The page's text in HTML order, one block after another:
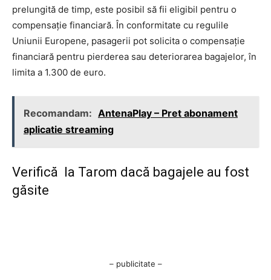
prelungită de timp, este posibil să fii eligibil pentru o
compensație financiară. În conformitate cu regulile
Uniunii Europene, pasagerii pot solicita o compensație
financiară pentru pierderea sau deteriorarea bagajelor, în
limita a 1.300 de euro.
Recomandam: AntenaPlay – Pret abonament
aplicatie streaming
Verifică la Tarom dacă bagajele au fost
găsite
– publicitate –